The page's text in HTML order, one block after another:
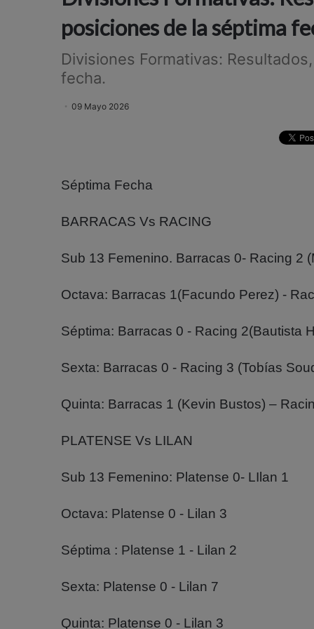
posiciones de la séptima
Divisiones Formativas:
fecha.
09 Mayo 2026
Séptima Fecha
BARRACAS Vs RACING
Sub 13 Femenino. Barracas 0- Racing 2
Octava: Barracas 1(Facundo Perez) -
Séptima: Barracas 0 - Racing 2(Bautista
Sexta: Barracas 0 - Racing 3 (Tobías
Quinta: Barracas 1 (Kevin Bustos) –
PLATENSE Vs LILAN
Sub 13 Femenino: Platense 0- LIlan 1
Octava: Platense 0 - Lilan 3
Séptima : Platense 1 - Lilan 2
Sexta: Platense 0 - Lilan 7
Quinta: Platense 0 - Lilan 3